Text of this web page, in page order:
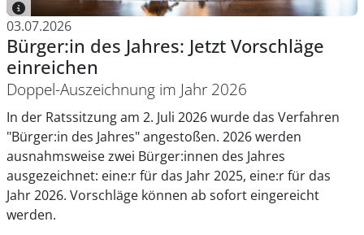
03.07.2026
Bürger:in des Jahres: Jetzt Vorschläge
einreichen
Doppel-Auszeichnung im Jahr 2026
In der Ratssitzung am 2. Juli 2026 wurde das Verfahren
"Bürger:in des Jahres" angestoßen. 2026 werden
ausnahmsweise zwei Bürger:innen des Jahres
ausgezeichnet: eine:r für das Jahr 2025, eine:r für das
Jahr 2026. Vorschläge können ab sofort eingereicht
werden.